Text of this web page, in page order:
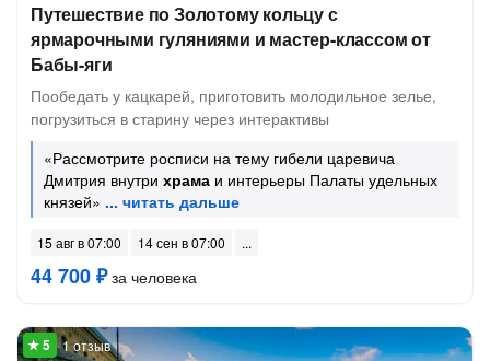
Путешествие по Золотому кольцу с
ярмарочными гуляниями и мастер-классом от
Бабы-яги
Пообедать у кацкарей, приготовить молодильное зелье,
погрузиться в старину через интерактивы
«Рассмотрите росписи на тему гибели царевича
Дмитрия внутри храма и интерьеры Палаты удельных
князей»
15 авг в 07:00 14 сен в 07:00
44 700 ₽за человека
1 отзыв